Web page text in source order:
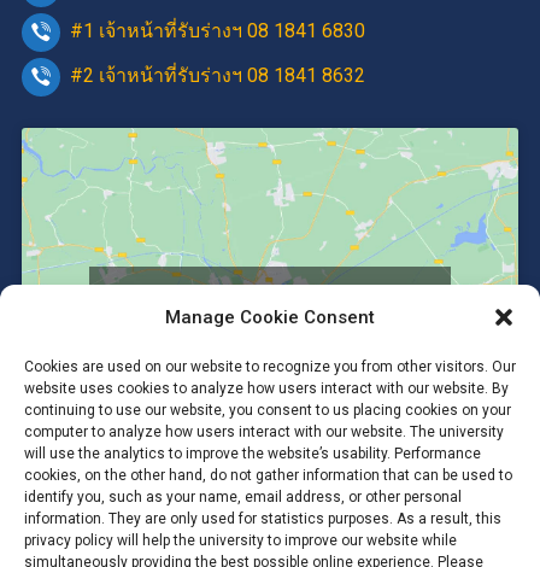
Manage Cookie Consent
Cookies are used on our website to recognize you from other visitors. Our
website uses cookies to analyze how users interact with our website. By
continuing to use our website, you consent to us placing cookies on your
computer to analyze how users interact with our website. The university
will use the analytics to improve the website’s usability. Performance
cookies, on the other hand, do not gather information that can be used to
identify you, such as your name, email address, or other personal
information. They are only used for statistics purposes. As a result, this
privacy policy will help the university to improve our website while
simultaneously providing the best possible online experience. Please
#1 เจ้าหน้าที่รับร่างฯ 08 1841 6830
#2 เจ้าหน้าที่รับร่างฯ 08 1841 8632
enable this content